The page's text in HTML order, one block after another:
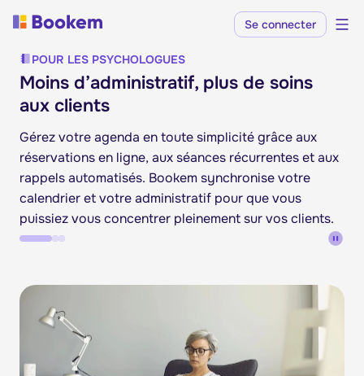
Se connecter
POUR LES PSYCHOLOGUES
Moins d’administratif, plus de soins
aux clients
Gérez votre agenda en toute simplicité grâce aux
réservations en ligne, aux séances récurrentes et aux
rappels automatisés. Bookem synchronise votre
calendrier et votre administratif pour que vous
puissiez vous concentrer pleinement sur vos clients.